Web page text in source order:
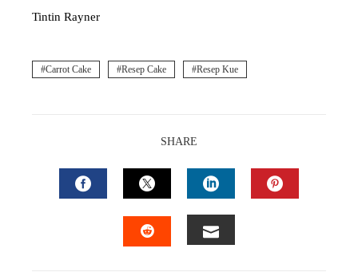
Tintin Rayner
Carrot Cake Resep Cake Resep Kue
SHARE
FACEBOOKTWITTERLINKEDIN